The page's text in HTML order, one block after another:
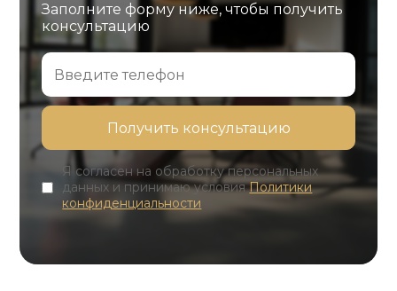
Заполните форму ниже, чтобы получить
консультацию
Я согласен на обработку персональных
данных и принимаю условияПолитики
конфиденциальности